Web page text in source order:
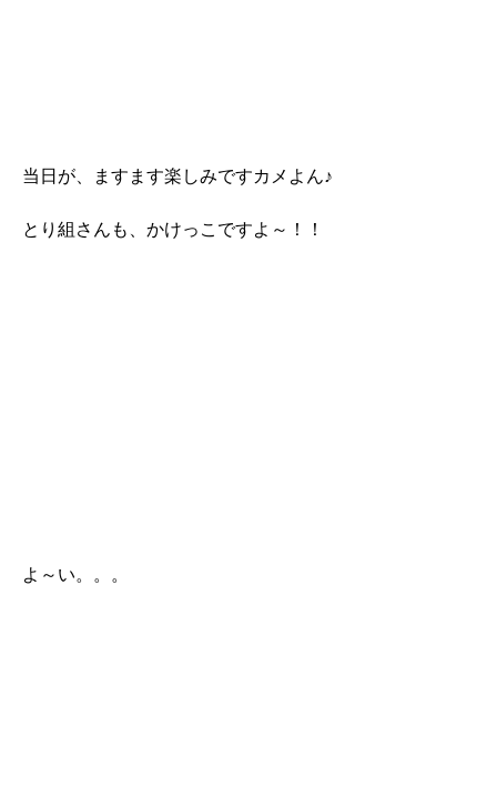
当日が、ますます楽しみですカメよん♪
とり組さんも、かけっこですよ～！！
よ～い。。。